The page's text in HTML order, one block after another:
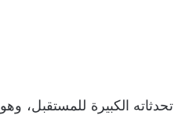
بعد إطلاق الطور منذ مارس الماضي فقط، يفقد طور Ghost of Yotei: Legends تحدثاته الكبيرة للمستقبل، وهو